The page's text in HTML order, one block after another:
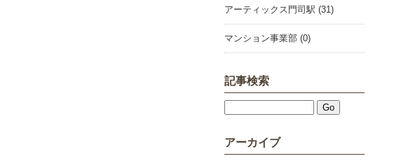
アーティックス門司駅 (31)
マンション事業部 (0)
記事検索
アーカイブ